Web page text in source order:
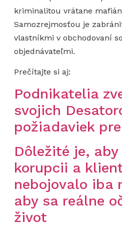
kriminalitou vrátane
Samozrejmosťou je
vlastníkmi v obchodovaní
objednávateľmi.
Prečítajte si aj:
Podnikatelia
svojich
požiadaviek
Dôležité je,
korupcii a
nebojovalo iba
aby sa reálne
život